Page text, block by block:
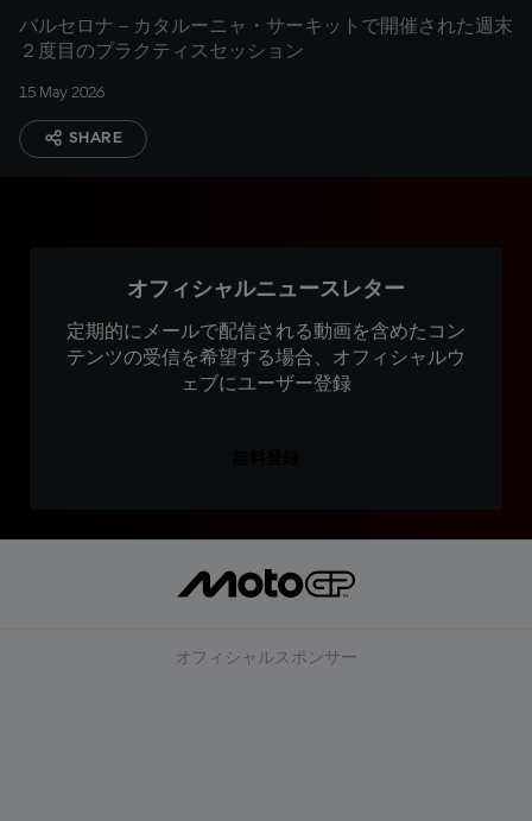
バルセロナ－カタルーニャ・サーキットで開催された週末
２度目のプラクティスセッション
15 May 2026
SHARE
オフィシャルニュースレター
定期的にメールで配信される動画を含めたコン
テンツの受信を希望する場合、オフィシャルウ
ェブにユーザー登録
オフィシャルスポンサー